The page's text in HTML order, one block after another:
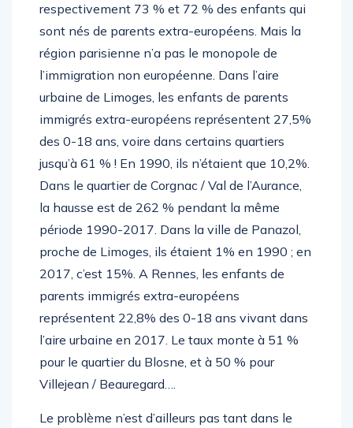
respectivement 73 % et 72 % des enfants qui
sont nés de parents extra-européens. Mais la
région parisienne n’a pas le monopole de
l’immigration non européenne. Dans l’aire
urbaine de Limoges, les enfants de parents
immigrés extra-européens représentent 27,5%
des 0-18 ans, voire dans certains quartiers
jusqu’à 61 % ! En 1990, ils n’étaient que 10,2%.
Dans le quartier de Corgnac / Val de l’Aurance,
la hausse est de 262 % pendant la même
période 1990-2017. Dans la ville de Panazol,
proche de Limoges, ils étaient 1% en 1990 ; en
2017, c’est 15%. A Rennes, les enfants de
parents immigrés extra-européens
représentent 22,8% des 0-18 ans vivant dans
l’aire urbaine en 2017. Le taux monte à 51 %
pour le quartier du Blosne, et à 50 % pour
Villejean / Beauregard….
Le problème n’est d’ailleurs pas tant dans le